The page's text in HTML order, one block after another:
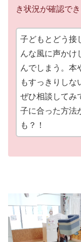
き状況が確認でき
子どもとどう接
んな風に声かけ
んでしまう。本
もすっきりし
ぜひ相談してみ
子に合った方法
も？！